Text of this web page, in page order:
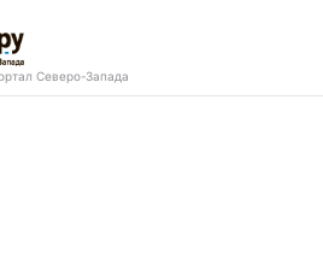
Северо-Запада